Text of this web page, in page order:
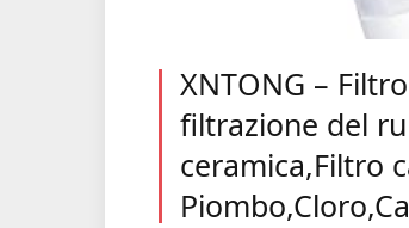
XNTONG –
filtrazione del
ceramica,Filtro